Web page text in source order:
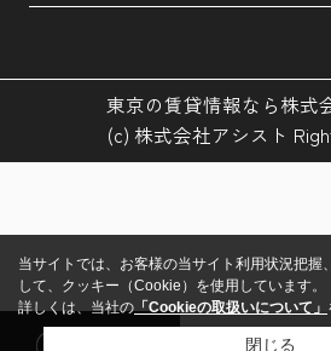
東京の賃貸情報なら株式
(c) 株式会社アシスト
当サイトでは、お客様の当サイト利用状況把握
して、クッキー（Cookie）を使用しています。
詳しくは、当社の 「Cookieの取扱いについて」
閉じる